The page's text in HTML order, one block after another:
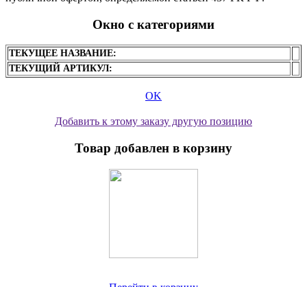
Окно с категориями
ТЕКУЩЕЕ НАЗВАНИЕ:
ТЕКУЩИЙ АРТИКУЛ:
OK
Добавить к этому заказу другую позицию
Товар добавлен в корзину